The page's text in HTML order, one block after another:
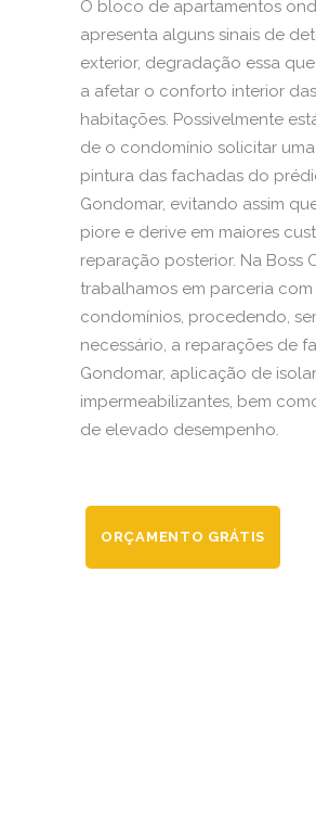
O bloco de apartamentos
apresenta alguns sinais de
exterior, degradação essa
a afetar o conforto interior das
habitações. Possivelmente
de o condomínio solicitar
pintura das fachadas do
Gondomar, evitando assim
piore e derive em maiores
reparação posterior. Na Boss
trabalhamos em parceria com
condomínios, procedendo,
necessário, a reparações de
Gondomar, aplicação de
impermeabilizantes, bem
de elevado desempenho.
ORÇAMENTO GRÁTIS